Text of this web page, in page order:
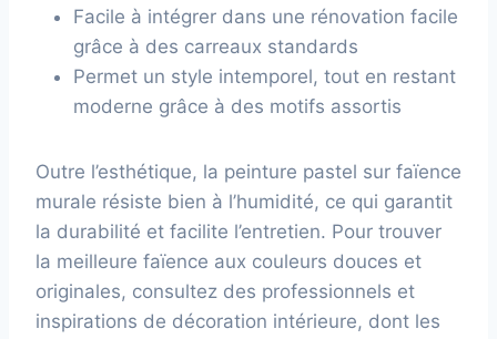
Facile à intégrer dans une rénovation facile
grâce à des carreaux standards
Permet un style intemporel, tout en restant
moderne grâce à des motifs assortis
Outre l’esthétique, la peinture pastel sur faïence
murale résiste bien à l’humidité, ce qui garantit
la durabilité et facilite l’entretien. Pour trouver
la meilleure faïence aux couleurs douces et
originales, consultez des professionnels et
inspirations de décoration intérieure, dont les